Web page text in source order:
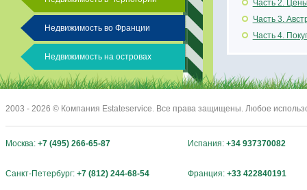
Часть 2.
Часть 3.
Часть 4.
Недвижимость во Франции
Недвижимость на островах
2003 - 2026 © Компания Estateservice. Все права защищены. Любое
Москва: +7 (495) 266-65-87 Испания: +34 937370082
Санкт-Петербург: +7 (812) 244-68-54 Франция: +33 422840191